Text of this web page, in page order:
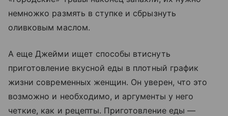
немножко размять в ступке и сбрызнуть
оливковым маслом.
А еще Джейми ищет способы втиснуть
приготовление вкусной еды в плотный график
жизни современных женщин. Он уверен, что это
возможно и необходимо, и аргументы у него
четкие, как и рецепты. Приготовление еды —